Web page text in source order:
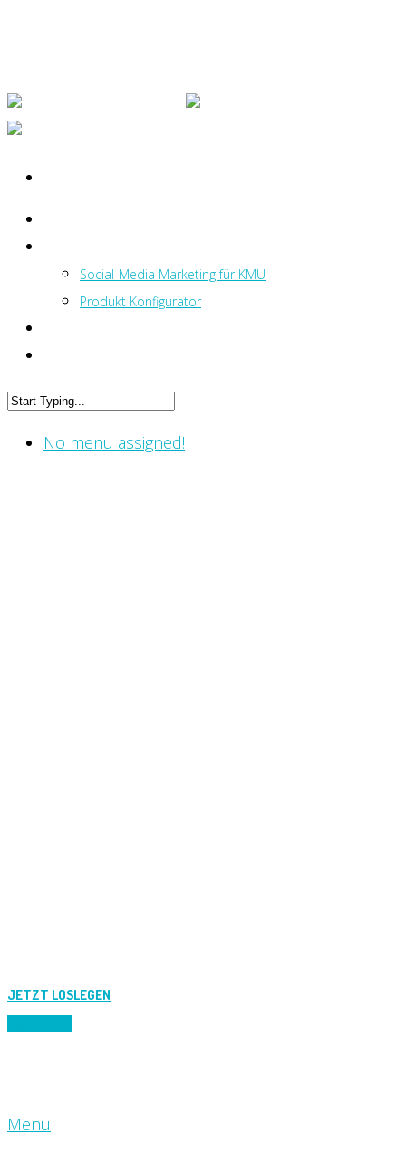
Social-Media Marketing für KMU
Produkt Konfigurator
No menu assigned!
JETZT LOSLEGEN
Menu